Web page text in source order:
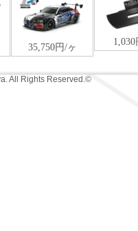
All Rights Reserved.©